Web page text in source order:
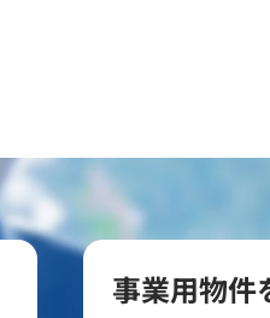
事業用物件